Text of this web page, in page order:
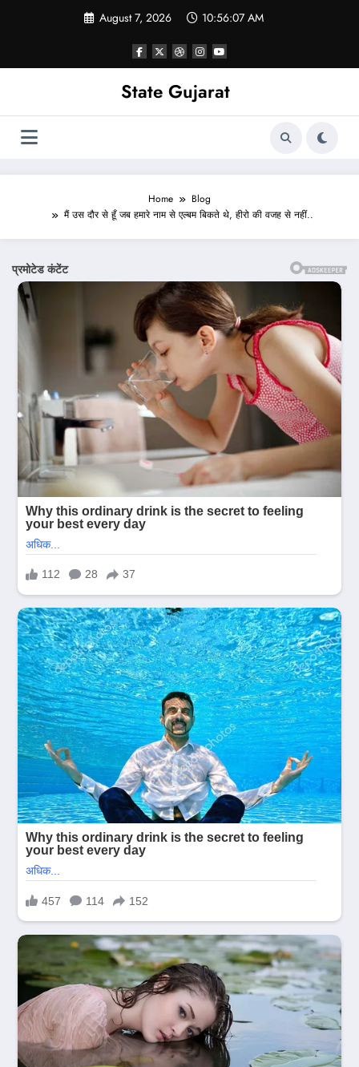
August 7, 2026 10:56:09 AM
State Gujarat
Home
Blog
मैं उस दौर से हूँ जब हमारे नाम से एल्बम बिकते थे, हीरो की वजह से नहीं..